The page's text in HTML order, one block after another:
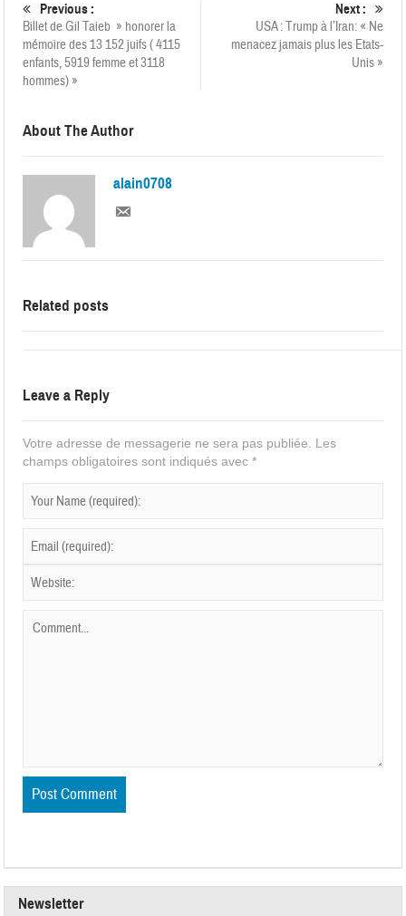
Previous :
Billet de Gil Taieb » honorer la
mémoire des 13 152 juifs ( 4115
enfants, 5919 femme et 3118
hommes) »
Next :
USA : Trump à l’Iran: « Ne
menacez jamais plus les Etats-
Unis »
About The Author
alain0708
Related posts
Leave a Reply
Votre adresse de messagerie ne sera pas publiée.
Les
champs obligatoires sont indiqués avec*
Newsletter